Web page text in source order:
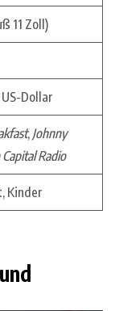
11 Zoll)
Dollar
, Johnny
Radio
Kinder